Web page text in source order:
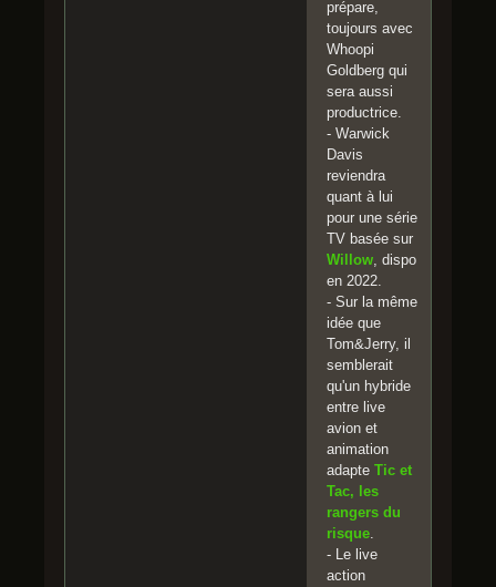
prépare,
toujours avec
Whoopi
Goldberg qui
sera aussi
productrice.
- Warwick
Davis
reviendra
quant à lui
pour une série
TV basée sur
Willow , dispo
en 2022.
- Sur la même
idée que
Tom&Jerry, il
semblerait
qu'un hybride
entre live
avion et
animation
adapte Tic et
Tac, les
rangers du
risque
- Le live
action